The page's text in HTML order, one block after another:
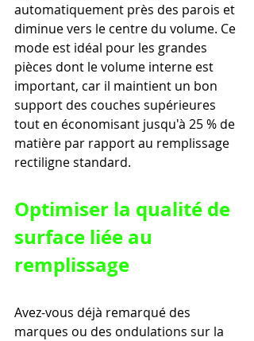
automatiquement près des parois et
diminue vers le centre du volume. Ce
mode est idéal pour les grandes
pièces dont le volume interne est
important, car il maintient un bon
support des couches supérieures
tout en économisant jusqu'à 25 % de
matière par rapport au remplissage
rectiligne standard.
Optimiser la qualité de
surface liée au
remplissage
Avez-vous déjà remarqué des
marques ou des ondulations sur la